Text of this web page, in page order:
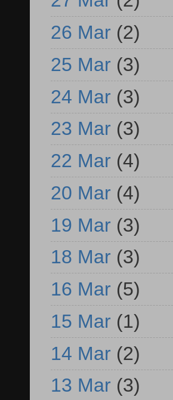
26 Mar (2)
25 Mar (3)
24 Mar (3)
23 Mar (3)
22 Mar (4)
20 Mar (4)
19 Mar (3)
18 Mar (3)
16 Mar (5)
15 Mar (1)
14 Mar (2)
13 Mar (3)